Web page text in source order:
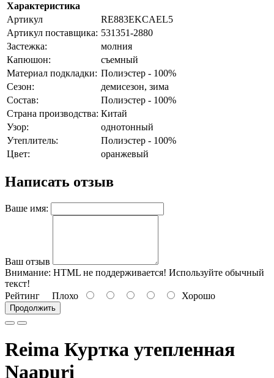
Характеристика
Артикул
RE883EKCAEL5
Артикул поставщика: 531351-2880
Застежка:
молния
Капюшон:
съемный
Материал подкладки: Полиэстер - 100%
Сезон:
демисезон, зима
Состав:
Полиэстер - 100%
Страна производства: Китай
Узор:
однотонный
Утеплитель:
Полиэстер - 100%
Цвет:
оранжевый
Написать отзыв
Ваше имя:
Ваш отзыв
Внимание: HTML не поддерживается! Используйте обычный
текст!
Рейтинг Плохо Хорошо
Продолжить
Reima Куртка утепленная
Naapuri